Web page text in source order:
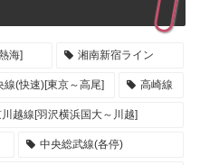
海] 湘南新宿ライン
線(快速)[東京～高尾] 高崎線
越線[羽沢横浜国大～川越]
中央総武線(各停)